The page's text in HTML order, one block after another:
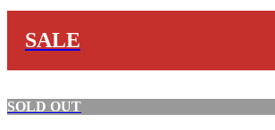
SALE
SOLD OUT